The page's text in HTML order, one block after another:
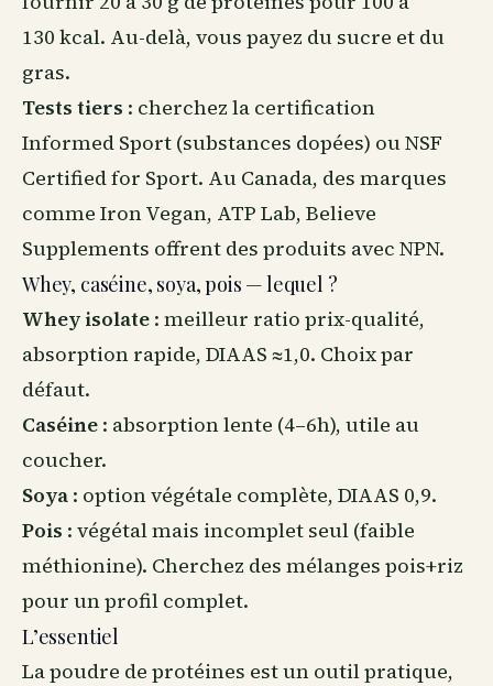
130 kcal. Au-delà, vous payez du sucre et du
gras.
Tests tiers : cherchez la certification
Informed Sport (substances dopées) ou NSF
Certified for Sport. Au Canada, des marques
comme Iron Vegan, ATP Lab, Believe
Supplements offrent des produits avec NPN.
Whey, caséine, soya, pois — lequel ?
Whey isolate : meilleur ratio prix-qualité,
absorption rapide, DIAAS ≈1,0. Choix par
défaut.
Caséine : absorption lente (4–6h), utile au
coucher.
Soya : option végétale complète, DIAAS 0,9.
Pois : végétal mais incomplet seul (faible
méthionine). Cherchez des mélanges pois+riz
pour un profil complet.
L’essentiel
La poudre de protéines est un outil pratique,